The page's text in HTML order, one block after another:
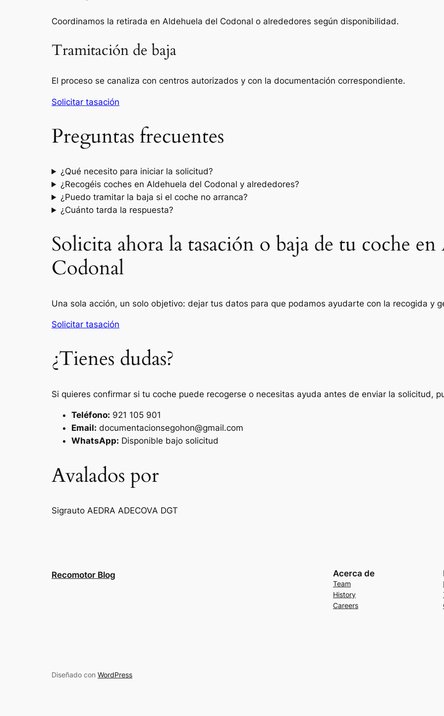
Coordinamos la retirada en Aldehuela del Codonal o alrededores según disponibilidad.
Tramitación de baja
El proceso se canaliza con centros autorizados y con la documentación correspondiente.
Solicitar tasación
Preguntas frecuentes
¿Qué necesito para iniciar la solicitud?
¿Recogéis coches en Aldehuela del Codonal y alrededores?
¿Puedo tramitar la baja si el coche no arranca?
¿Cuánto tarda la respuesta?
Solicita ahora la tasación o baja de tu coche
Codonal
Una sola acción, un solo objetivo: dejar tus datos para que podamos ayudarte con la recogida y
Solicitar tasación
¿Tienes dudas?
Si quieres confirmar si tu coche puede recogerse o necesitas ayuda antes de enviar la solicitud,
Teléfono: 921 105 901
Email: documentacionsegohon@gmail.com
WhatsApp: Disponible bajo solicitud
Avalados por
Sigrauto AEDRA ADECOVA DGT
Recomotor Blog Acerca de
Team
History
Careers
Diseñado con WordPress